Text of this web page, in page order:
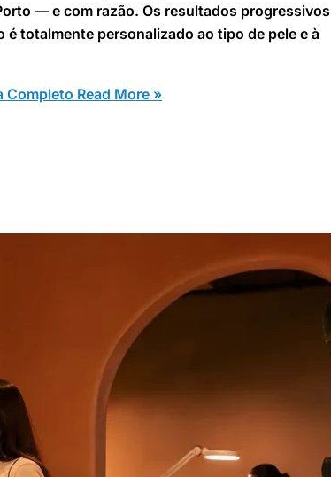
— e com razão. Os resultados progressivos
totalmente personalizado ao tipo de pele e à
Completo Read More »